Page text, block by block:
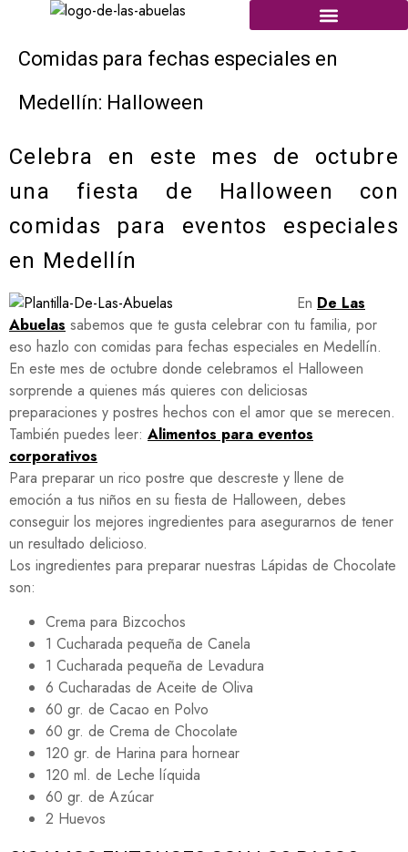
Comidas para fechas especiales en
Medellín: Halloween
Celebra en este mes de octubre
una fiesta de Halloween con
comidas para eventos especiales
en Medellín
En De Las
Abuelas sabemos que te gusta celebrar con tu familia, por
eso hazlo con comidas para fechas especiales en Medellín.
En este mes de octubre donde celebramos el Halloween
sorprende a quienes más quieres con deliciosas
preparaciones y postres hechos con el amor que se merecen.
También puedes leer: Alimentos para eventos
corporativos
Para preparar un rico postre que descreste y llene de
emoción a tus niños en su fiesta de Halloween, debes
conseguir los mejores ingredientes para asegurarnos de tener
un resultado delicioso.
Los ingredientes para preparar nuestras Lápidas de Chocolate
son:
Crema para Bizcochos
1 Cucharada pequeña de Canela
1 Cucharada pequeña de Levadura
6 Cucharadas de Aceite de Oliva
60 gr. de Cacao en Polvo
60 gr. de Crema de Chocolate
120 gr. de Harina para hornear
120 ml. de Leche líquida
60 gr. de Azúcar
2 Huevos